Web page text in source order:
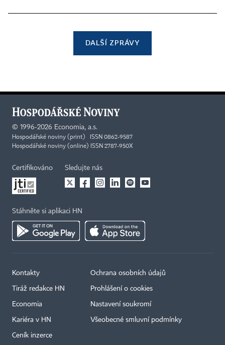
DALŠÍ ZPRÁVY
© 1996-2026 Economia, a.s.
Hospodářské noviny (print) ISSN 0862-9587
Hospodářské noviny (online) ISSN 2787-950X
Certifikováno Sledujte nás
Stáhněte si aplikaci HN
Kontakty
Tiráž redakce HN
Economia
Kariéra v HN
Ceník inzerce
Ochrana osobních údajů
Prohlášení o cookies
Nastavení soukromí
Všeobecné smluvní podmínky